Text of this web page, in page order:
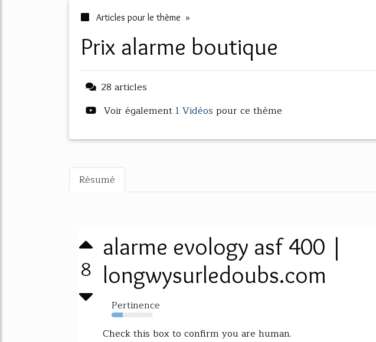
Articles pour le thème »
prix alarme boutique
28 articles
Voir également 1 Vidéos pour ce thème
Résumé
8
alarme evology asf 400 |
longwysurledoubs.com
Pertinence
27%
Check this box to confirm you are human.